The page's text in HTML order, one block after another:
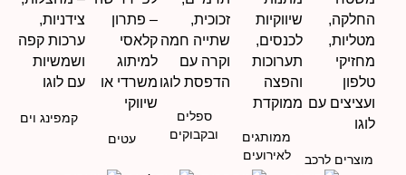
מוצרים לרכב
ממותגים
לאירועים
ספלים
ובקבוקים
עטים
קמפינג וים